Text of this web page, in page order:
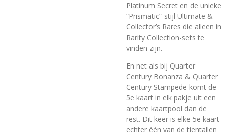
Platinum Secret en de unieke
“Prismatic”-stijl Ultimate &
Collector’s Rares die alleen in
Rarity Collection-sets te
vinden zijn.
En net als bij Quarter
Century Bonanza & Quarter
Century Stampede komt de
5e kaart in elk pakje uit een
andere kaartpool dan de
rest. Dit keer is elke 5e kaart
echter één van de tientallen